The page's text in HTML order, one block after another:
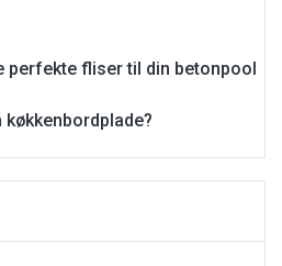
perfekte fliser til din betonpool